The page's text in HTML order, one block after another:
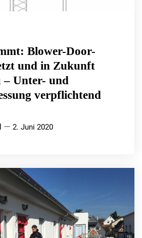
Blower-Door-
und in Zukunft
– Unter- und
verpflichtend
2. Juni 2020